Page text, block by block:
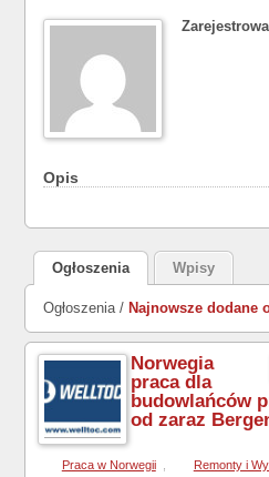
Opis
Ogłoszenia Wpisy
Ogłoszenia / Najnowsze dodane
Norwegia
praca dla
budowlańców
od zaraz
Praca w Norwegii Remonty i